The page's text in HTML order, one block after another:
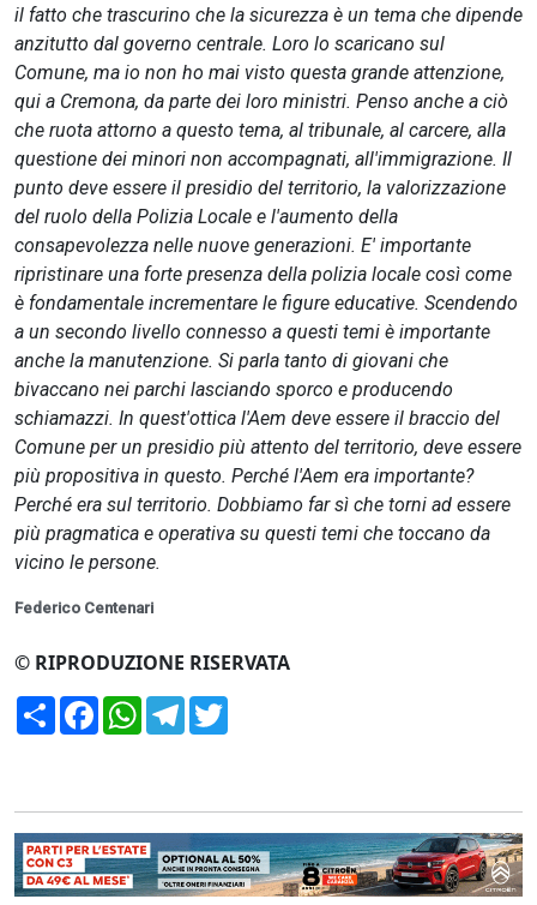
il fatto che trascurino che la sicurezza è un tema che dipende
anzitutto dal governo centrale. Loro lo scaricano sul
Comune, ma io non ho mai visto questa grande attenzione,
qui a Cremona, da parte dei loro ministri. Penso anche a ciò
che ruota attorno a questo tema, al tribunale, al carcere, alla
questione dei minori non accompagnati, all'immigrazione. Il
punto deve essere il presidio del territorio, la valorizzazione
del ruolo della Polizia Locale e l'aumento della
consapevolezza nelle nuove generazioni. E' importante
ripristinare una forte presenza della polizia locale così come
è fondamentale incrementare le figure educative. Scendendo
a un secondo livello connesso a questi temi è importante
anche la manutenzione. Si parla tanto di giovani che
bivaccano nei parchi lasciando sporco e producendo
schiamazzi. In quest'ottica l'Aem deve essere il braccio del
Comune per un presidio più attento del territorio, deve essere
più propositiva in questo. Perché l'Aem era importante?
Perché era sul territorio. Dobbiamo far sì che torni ad essere
più pragmatica e operativa su questi temi che toccano da
vicino le persone.
Federico Centenari
© RIPRODUZIONE RISERVATA
CondividiFacebookWhatsApp
Telegram